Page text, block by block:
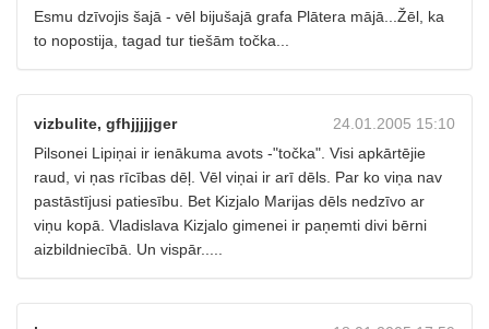
Esmu dzīvojis šajā - vēl bijušajā grafa Plātera mājā...Žēl, ka
to nopostija, tagad tur tiešām točka...
24.01.2005 15:10
vizbulite, gfhjjjjjger
Pilsonei Lipiņai ir ienākuma avots -"točka". Visi apkārtējie
raud, vi ņas rīcības dēļ. Vēl viņai ir arī dēls. Par ko viņa nav
pastāstījusi patiesību. Bet Kizjalo Marijas dēls nedzīvo ar
viņu kopā. Vladislava Kizjalo gimenei ir paņemti divi bērni
aizbildniecībā. Un vispār.....